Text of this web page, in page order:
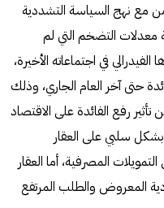
مع نهج السياسة التشددية
معدلات التضخم التي لم
في اجتماعاته الأخيرة،
حتى آخر العام الجاري، وذلك
رفع الفائدة على الاقتصاد
سلبي على العقار
المصرفية، أما العقار
المعروض والطلب المرتفع